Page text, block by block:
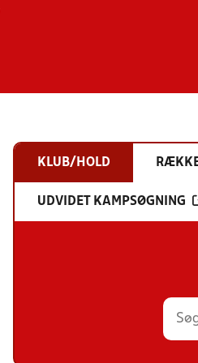
KLUB/HOLD
UDVIDET KAMPSØGNING